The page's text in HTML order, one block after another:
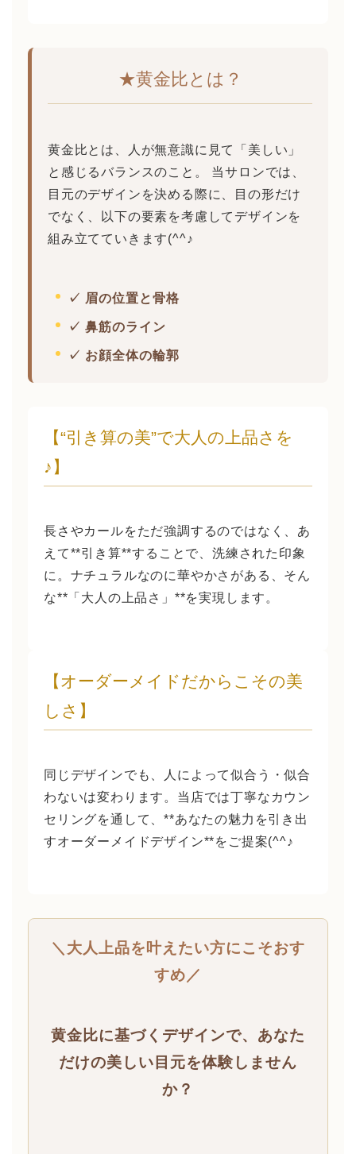
★黄金比とは？
黄金比とは、人が無意識に見て「美しい」
と感じるバランスのこと。 当サロンでは、
目元のデザインを決める際に、目の形だけ
でなく、以下の要素を考慮してデザインを
組み立てていきます(^^♪
✓ 眉の位置と骨格
✓ 鼻筋のライン
✓ お顔全体の輪郭
【“引き算の美”で大人の上品さを
♪】
長さやカールをただ強調するのではなく、あ
えて**引き算**することで、洗練された印象
に。ナチュラルなのに華やかさがある、そん
な**「大人の上品さ」**を実現します。
【オーダーメイドだからこその美
しさ】
同じデザインでも、人によって似合う・似合
わないは変わります。当店では丁寧なカウン
セリングを通して、**あなたの魅力を引き出
すオーダーメイドデザイン**をご提案(^^♪
＼大人上品を叶えたい方にこそおす
すめ／
黄金比に基づくデザインで、あなた
だけの美しい目元を体験しません
か？